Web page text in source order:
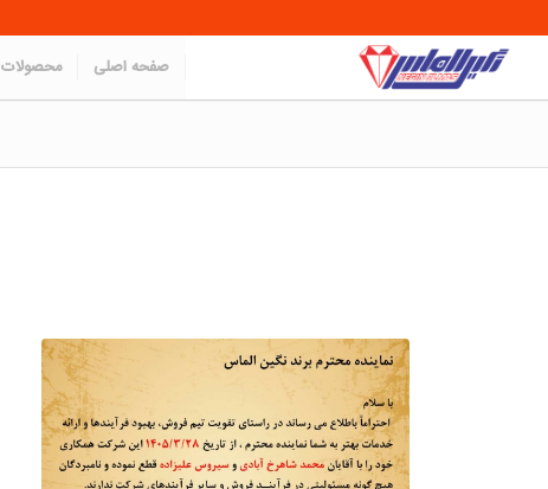
صفحه اصلی محصولات